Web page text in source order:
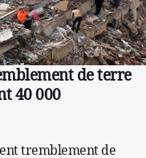
de terre
40 000
tremblement de